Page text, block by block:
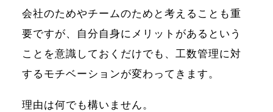
会社のためやチームのためと考えることも重
要ですが、自分自身にメリットがあるという
ことを意識しておくだけでも、工数管理に対
するモチベーションが変わってきます。
理由は何でも構いません。